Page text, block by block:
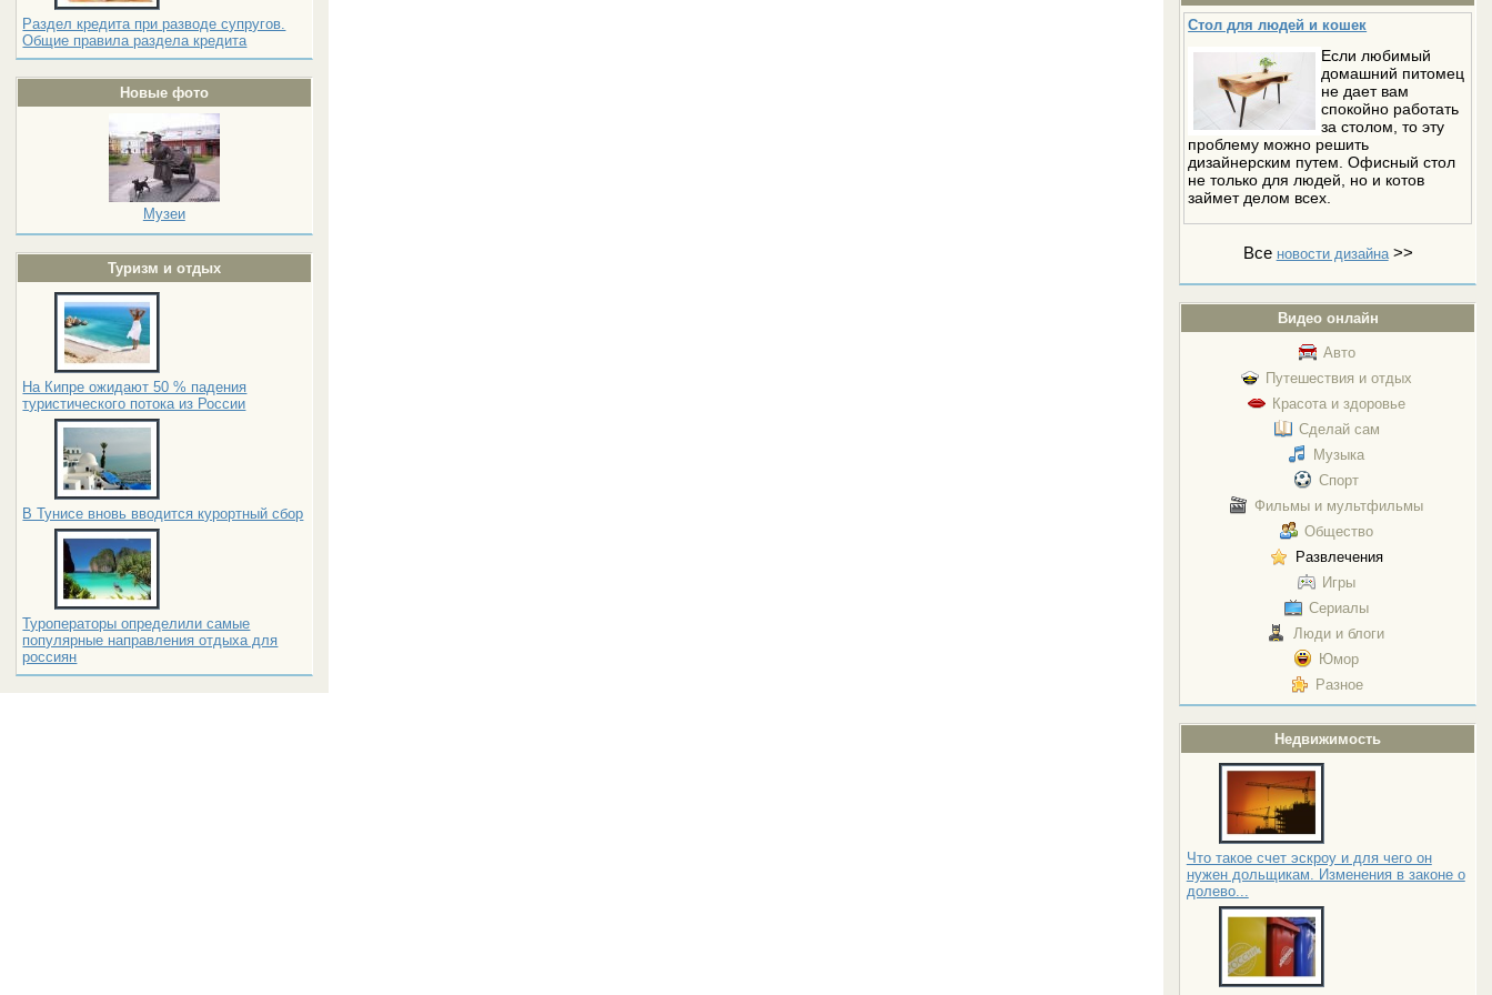
Раздел кредита при разводе супругов.
Общие правила раздела кредита
Новые фото
Музеи
Туризм и отдых
На Кипре ожидают 50 % падения
туристического потока из России
В Тунисе вновь вводится курортный сбор
Туроператоры определили самые
популярные направления отдыха для
россиян
Стол для людей и кошек
Если любимый
домашний питомец
не дает вам
спокойно работать
за столом, то эту
проблему можно решить
дизайнерским путем. Офисный стол
не только для людей, но и котов
займет делом всех.
Все новости дизайна>>
Видео онлайн
Авто
Путешествия и отдых
Красота и здоровье
Сделай сам
Музыка
Спорт
Фильмы и мультфильмы
Общество
Развлечения
Игры
Сериалы
Люди и блоги
Юмор
Разное
Недвижимость
Что такое счет эскроу и для чего он
нужен дольщикам. Изменения в законе о
долево...